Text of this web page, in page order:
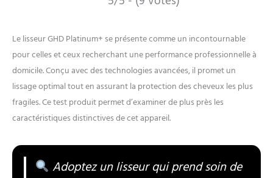
Le lisseur GHD Platinum+ se présente comme un incontournable
pour celles et ceux recherchant une performance professionnelle à
domicile. Conçu avec des technologies avancées, il promet un
lissage optimal tout en assurant la protection des cheveux les plus
fragiles. Ce test produit permet d’examiner de plus près les
caractéristiques distinctives de cet appareil.
Adoptez un lisseur qui prend soin de